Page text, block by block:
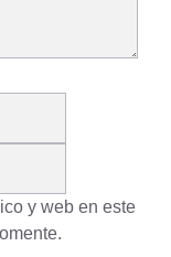
y web en este